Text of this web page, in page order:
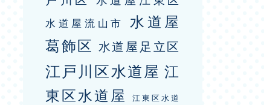
水道屋流山市
水道屋
葛飾区 水道屋足立区
江戸川区水道屋 江
東区水道屋
江東区水道